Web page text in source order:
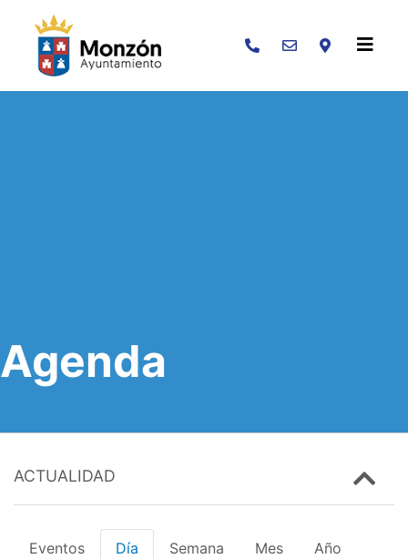
Buscar
Agenda
ACTUALIDAD
Eventos Día Semana Mes Año